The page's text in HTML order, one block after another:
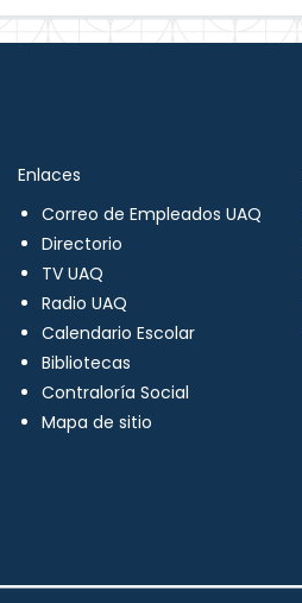
Enlaces
Correo de Empleados UAQ
Directorio
TV UAQ
Radio UAQ
Calendario Escolar
Bibliotecas
Contraloría Social
Mapa de sitio